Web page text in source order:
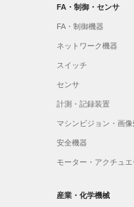
FA・制御・センサ
FA・制御機器
ネットワーク機器
スイッチ
センサ
計測・記録装置
マシンビジョン・画
安全機器
モーター・アクチュ
産業・化学機械